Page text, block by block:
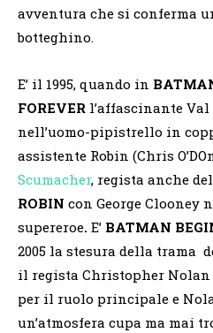
avventura che si conferma
botteghino.
E’ il 1995, quando in
FOREVER l’affascinante
nell’uomo-pipistrello in
assistente Robin (Chris
Scumacher, regista anche
ROBIN con George Clooney
supereroe. E’ BATMAN
2005 la stesura della trama
il regista Christopher Nolan
per il ruolo principale e
un’atmosfera cupa ma mai